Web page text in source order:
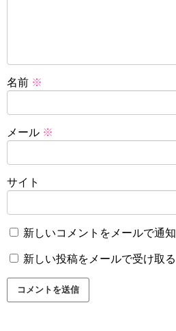
名前 ※
メール ※
サイト
新しいコメントをメールで通知
新しい投稿をメールで受け取る